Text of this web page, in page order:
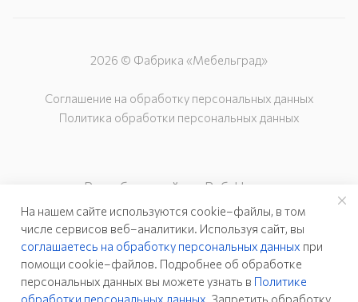
2026 © Фабрика «Мебельград»
Соглашение на обработку персональных данных
Политика обработки персональных данных
Разработка сайта – Веб-Центр
На нашем сайте используются cookie–файлы, в том
числе сервисов веб–аналитики. Используя сайт, вы
соглашаетесь на обработку персональных данных при
помощи cookie–файлов. Подробнее об обработке
персональных данных вы можете узнать в Политике
обработки персональных данных . Запретить обработку